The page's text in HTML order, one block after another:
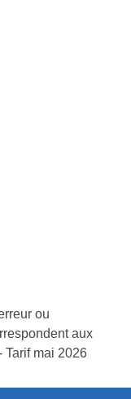
ou
aux
Tarif mai 2026